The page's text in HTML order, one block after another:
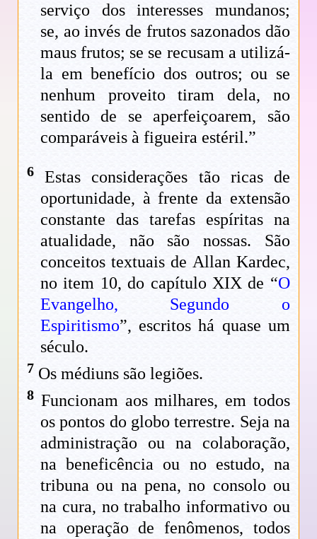
serviço dos interesses mundanos;
se, ao invés de frutos sazonados dão
maus frutos; se se recusam a utilizá-
la em benefício dos outros; ou se
nenhum proveito tiram dela, no
sentido de se aperfeiçoarem, são
comparáveis à figueira estéril.”
6 Estas considerações tão ricas de
oportunidade, à frente da extensão
constante das tarefas espíritas na
atualidade, não são nossas. São
conceitos textuais de Allan Kardec,
no item 10, do capítulo XIX de “O
Evangelho, Segundo o
Espiritismo”, escritos há quase um
século.
7 Os médiuns são legiões.
8 Funcionam aos milhares, em todos
os pontos do globo terrestre. Seja na
administração ou na colaboração,
na beneficência ou no estudo, na
tribuna ou na pena, no consolo ou
na cura, no trabalho informativo ou
na operação de fenômenos, todos